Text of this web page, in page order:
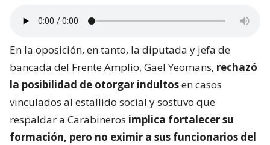
En la oposición, en tanto, la diputada y jefa de
bancada del Frente Amplio, Gael Yeomans, rechazó
la posibilidad de otorgar indultosen casos
vinculados al estallido social y sostuvo que
respaldar a Carabineros implica fortalecer su
formación, pero no eximir a sus funcionarios del